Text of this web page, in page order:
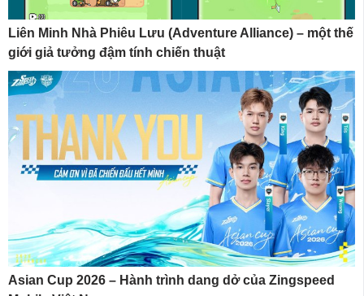
Liên Minh Nhà Phiêu Lưu (Adventure Alliance) – một thế
giới giả tưởng đậm tính chiến thuật
Asian Cup 2026 – Hành trình dang dở của Zingspeed